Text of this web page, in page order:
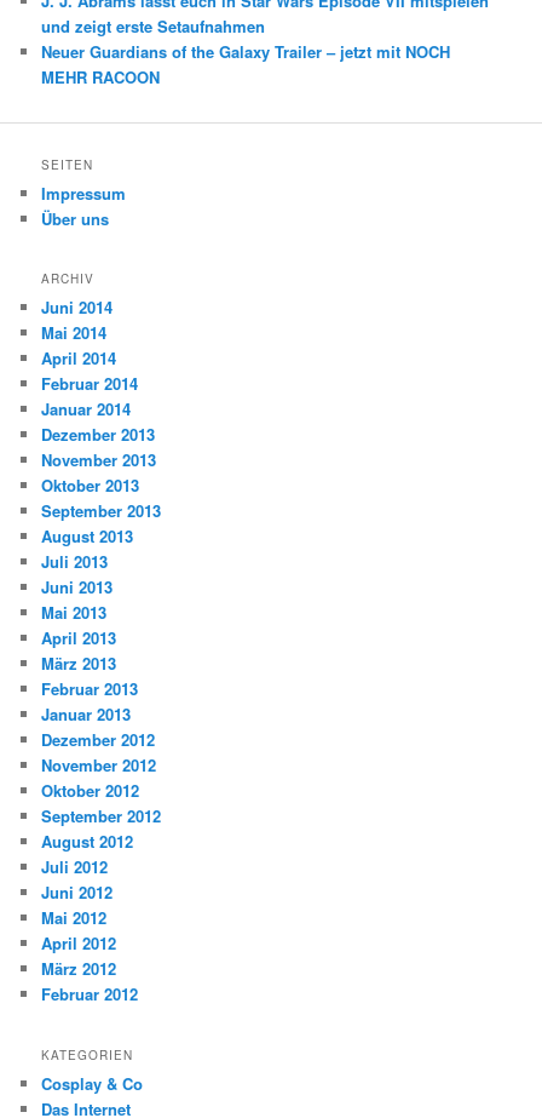
und zeigt erste Setaufnahmen
Neuer Guardians of the Galaxy Trailer – jetzt mit NOCH
MEHR RACOON
SEITEN
Impressum
Über uns
ARCHIV
Juni 2014
Mai 2014
April 2014
Februar 2014
Januar 2014
Dezember 2013
November 2013
Oktober 2013
September 2013
August 2013
Juli 2013
Juni 2013
Mai 2013
April 2013
März 2013
Februar 2013
Januar 2013
Dezember 2012
November 2012
Oktober 2012
September 2012
August 2012
Juli 2012
Juni 2012
Mai 2012
April 2012
März 2012
Februar 2012
KATEGORIEN
Cosplay & Co
Das Internet